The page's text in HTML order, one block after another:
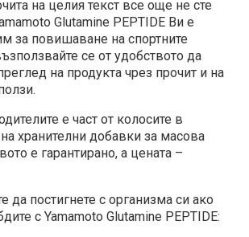
на целия текст все още не сте
Glutamine PEPTIDE Ви е
за повишаване на спортните
се от удобството да
на продукта чрез прочит и на
е част от колосите в
хранителни добавки за масова
е гарантирано, а цената –
да постигнете с организма си ако
с Yamamoto Glutamine PEPTIDE: